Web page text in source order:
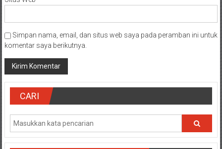
Simpan nama, email, dan situs web saya pada peramban ini untuk
komentar saya berikutnya.
CARI